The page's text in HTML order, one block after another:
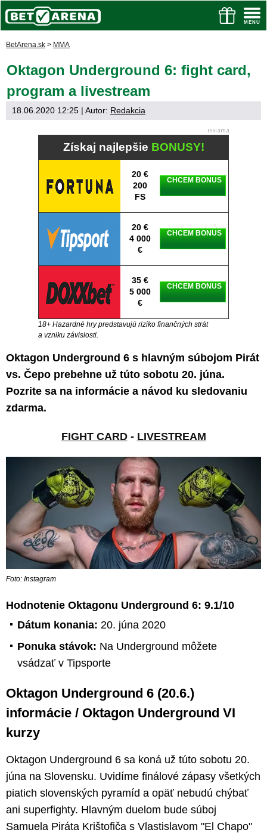
BetArena.sk > MMA
Oktagon Underground 6: fight card,
program a livestream
18.06.2020 12:25 | Autor: Redakcia
Získaj najlepšie BONUSY!
20 €
200
FS
CHCEM BONUS
20 €
4 000
€
CHCEM BONUS
35 €
5 000
€
CHCEM BONUS
18+ Hazardné hry predstavujú riziko finančných strát
a vzniku závislosti.
Oktagon Underground 6 s hlavným súbojom Pirát
vs. Čepo prebehne už túto sobotu 20. júna.
Pozrite sa na informácie a návod ku sledovaniu
zdarma.
FIGHT CARD- LIVESTREAM
Foto: Instagram
Hodnotenie Oktagonu Underground 6: 9.1/10
Dátum konania: 20. júna 2020
Ponuka stávok: Na Underground môžete
vsádzať v Tipsporte
Oktagon Underground 6 (20.6.)
informácie / Oktagon Underground VI
kurzy
Oktagon Underground 6 sa koná už túto sobotu 20.
júna na Slovensku. Uvidíme finálové zápasy všetkých
piatich slovenských pyramíd a opäť nebudú chýbať
ani superfighty. Hlavným duelom bude súboj
Samuela Piráta Krištofiča s Vlastislavom "El Chapo"